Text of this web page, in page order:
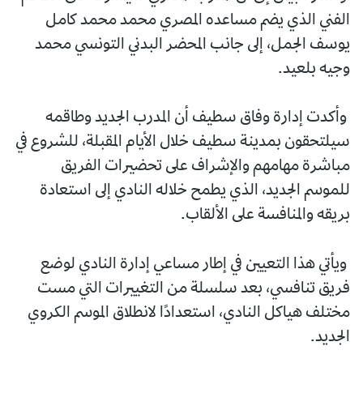
الفني الذي يضم مساعده المصري محمد محمد كامل
يوسف الجمل، إلى جانب المحضر البدني التونسي محمد
وجيه بلعيد.
وأكدت إدارة وفاق سطيف أن المدرب الجديد وطاقمه
سيلتحقون بمدينة سطيف خلال الأيام المقبلة، للشروع في
مباشرة مهامهم والإشراف على تحضيرات الفريق
للموسم الجديد، الذي يطمح خلاله النادي إلى استعادة
بريقه والمنافسة على الألقاب.
ويأتي هذا التعيين في إطار مساعي إدارة النادي لوضع
فريق تنافسي، بعد سلسلة من التغييرات التي مست
مختلف هياكل النادي، استعدادًا لانطلاق الموسم الكروي
الجديد.